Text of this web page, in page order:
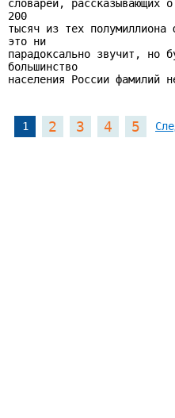
словарей, рассказывающих
200
тысяч из тех
это ни
парадоксально звучит, но
большинство
населения России фамилий
1 2 3 4 5